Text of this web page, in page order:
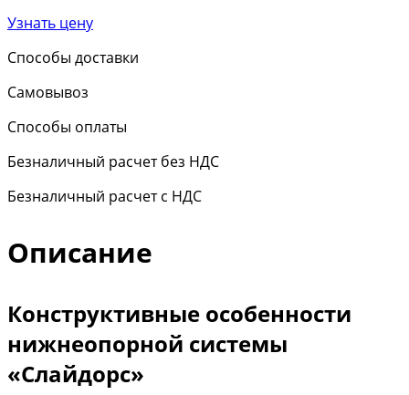
Узнать цену
Способы доставки
Самовывоз
Способы оплаты
Безналичный расчет без НДС
Безналичный расчет с НДС
Описание
Конструктивные особенности
нижнеопорной системы
«Слайдорс»